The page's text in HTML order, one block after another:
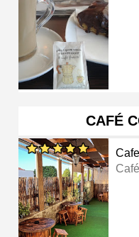
CAFÉ
Café